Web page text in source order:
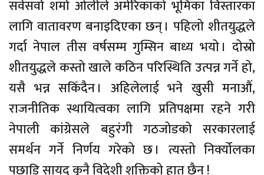
सर्वेसर्वा शर्मा ओलीले अमेरिकाको भूमिका विस्तारका
लागि वातावरण बनाइदिएका छन् । पहिलो शीतयुद्धले
गर्दा नेपाल तीस वर्षसम्म गुम्सिन बाध्य भयो । दोस्रो
शीतयुद्धले कस्तो खाले कठिन परिस्थिति उत्पन्न गर्ने हो,
यसै भन्न सकिँदैन । अहिलेलाई भने खुसी मनाऔं,
राजनीतिक स्थायित्वका लागि प्रतिपक्षमा रहने गरी
नेपाली कांग्रेसले बहुरंगी गठजोडको सरकारलाई
समर्थन गर्ने निर्णय गरेको छ । त्यस्तो निर्क्योलका
पछाडि सायद कुनै विदेशी शक्तिको हात छैन !